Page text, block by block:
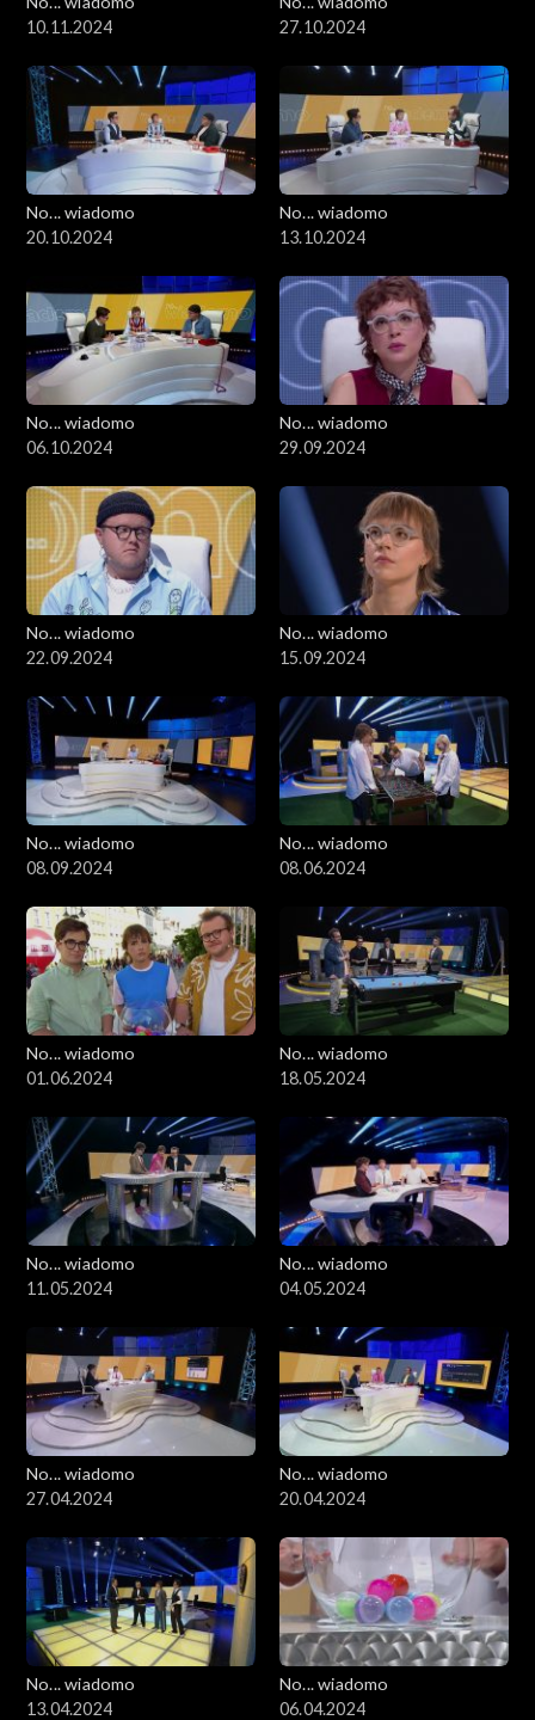
10.11.2024
27.10.2024
No... wiadomo
20.10.2024
No... wiadomo
13.10.2024
No... wiadomo
06.10.2024
No... wiadomo
29.09.2024
No... wiadomo
22.09.2024
No... wiadomo
15.09.2024
No... wiadomo
08.09.2024
No... wiadomo
08.06.2024
No... wiadomo
01.06.2024
No... wiadomo
18.05.2024
No... wiadomo
11.05.2024
No... wiadomo
04.05.2024
No... wiadomo
27.04.2024
No... wiadomo
20.04.2024
No... wiadomo
13.04.2024
No... wiadomo
06.04.2024